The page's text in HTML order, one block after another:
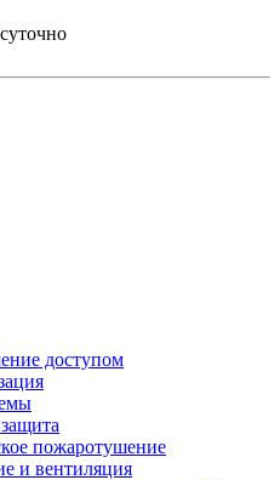
доступом
пожаротушение
и вентиляция